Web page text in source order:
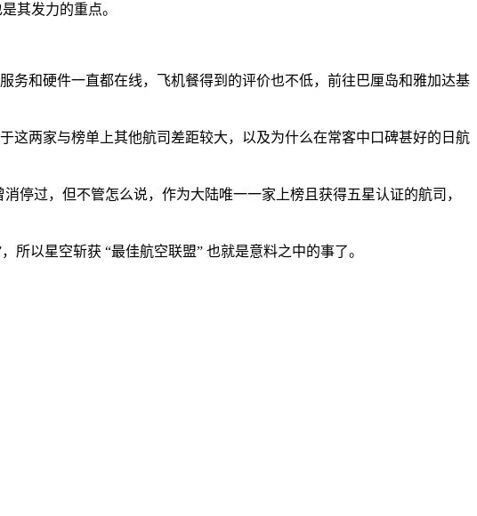
其发力的重点。
务和硬件一直都在线，飞机餐得到的评价也不低，前往巴厘岛和雅加达基
这两家与榜单上其他航司差距较大，以及为什么在常客中口碑甚好的日航
停过，但不管怎么说，作为大陆唯一一家上榜且获得五星认证的航司，
以星空斩获 “最佳航空联盟” 也就是意料之中的事了。